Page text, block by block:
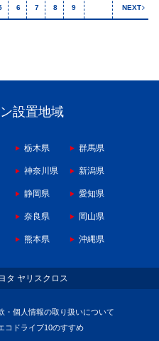
6 7 8 9 NEXT
設置地域
栃木県 群馬県
神奈川県 新潟県
静岡県 愛知県
奈良県 岡山県
熊本県 沖縄県
タ ヤリスクロス
・個人情報の取り扱いについて
コドライブ10のすすめ